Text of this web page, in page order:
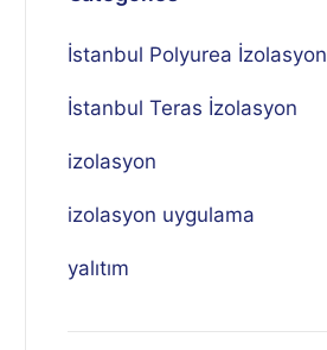
İstanbul Polyurea İzolasyon
İstanbul Teras İzolasyon
izolasyon
izolasyon uygulama
yalıtım